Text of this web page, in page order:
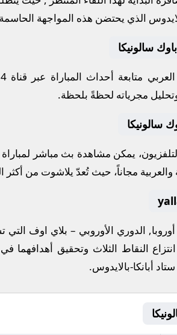
الذي يحتضن هذه المواجهة
سالونيكا
متابعة أحداث المباراة عبر قناة
مجرياته لحظةً بلحظة.
سالونيكا
يمكن مشاهدة بث مباشر لمباراة
مجاناً، حيث تُعدّ يلاشوت من أكثر
أوروبا, الدوري الأوروبي – بلاي اوف التي
النقاط الثلاث وتحقيق أهدافهما
ستاد أبانكا-بالايدوس.